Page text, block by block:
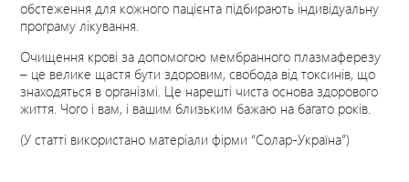
обстеження для кожного пацієнта підбирають індивідуальну
програму лікування.
Очищення крові за допомогою мембранного плазмаферезу
– це велике щастя бути здоровим, свобода від токсинів, що
знаходяться в організмі. Це нарешті чиста основа здорового
життя. Чого і вам, і вашим близьким бажаю на багато років.
(У статті використано матеріали фірми “Солар-Україна”)